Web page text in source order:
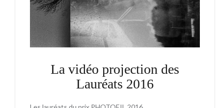
La vidéo projection des
Lauréats 2016